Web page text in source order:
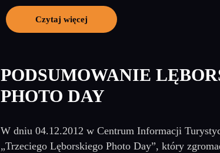
Czytaj więcej
PODSUMOWANIE
PHOTO DAY
W dniu 04.12.2012 w Centrum Informacji
„Trzeciego Lęborskiego Photo Day”, który